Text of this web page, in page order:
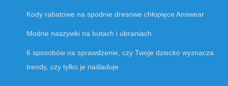
Kody rabatowe na spodnie dresowe chłopięce Answear
Modne naszywki na butach i ubraniach
6 sposobów na sprawdzenie, czy Twoje dziecko wyznacza
trendy, czy tylko je naśladuje